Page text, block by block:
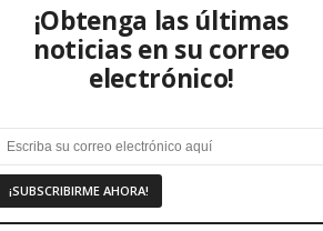
¡Obtenga las últimas
noticias en su correo
electrónico!